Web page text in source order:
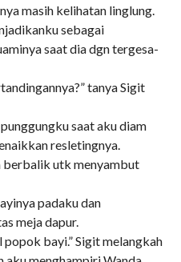
masih kelihatan linglung.
sebagai
saat dia dgn tergesa-
tanya Sigit
saat aku diam
resletingnya.
berbalik utk menyambut
padaku dan
meja dapur.
popok bayi.” Sigit melangkah